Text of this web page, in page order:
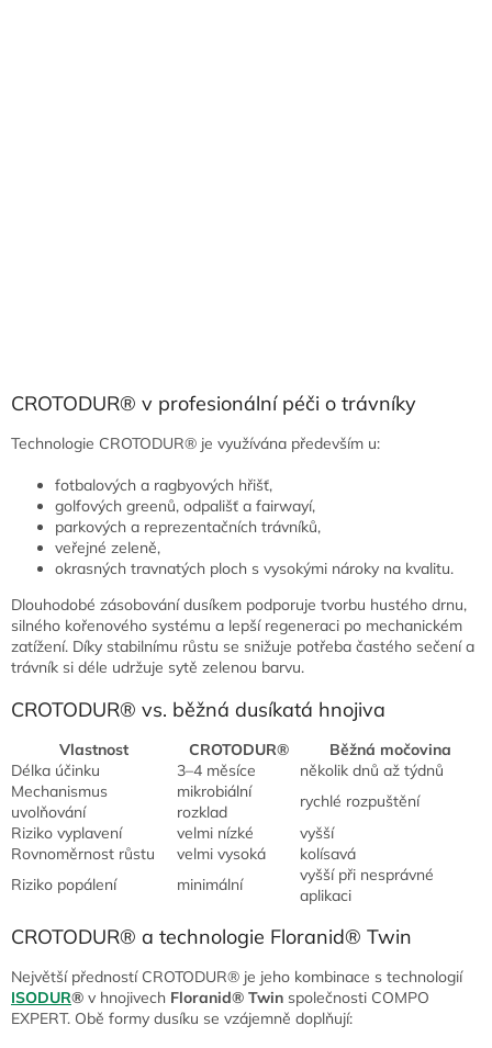
CROTODUR® v profesionální péči o trávníky
Technologie CROTODUR® je využívána především u:
fotbalových a ragbyových hřišť,
golfových greenů, odpališť a fairwayí,
parkových a reprezentačních trávníků,
veřejné zeleně,
okrasných travnatých ploch s vysokými nároky na kvalitu.
Dlouhodobé zásobování dusíkem podporuje tvorbu hustého drnu,
silného kořenového systému a lepší regeneraci po mechanickém
zatížení. Díky stabilnímu růstu se snižuje potřeba častého sečení a
trávník si déle udržuje sytě zelenou barvu.
CROTODUR® vs. běžná dusíkatá hnojiva
Vlastnost CROTODUR®
Běžná močovina
Délka účinku
3–4 měsíce
několik dnů až týdnů
Mechanismus
uvolňování
mikrobiální
rozklad
rychlé rozpuštění
Riziko vyplavení
velmi nízké
vyšší
Rovnoměrnost růstu
velmi vysoká
kolísavá
Riziko popálení
minimální
vyšší při nesprávné
aplikaci
CROTODUR® a technologie Floranid® Twin
Největší předností CROTODUR® je jeho kombinace s technologií
ISODUR® v hnojivech Floranid® Twin společnosti COMPO
EXPERT. Obě formy dusíku se vzájemně doplňují: